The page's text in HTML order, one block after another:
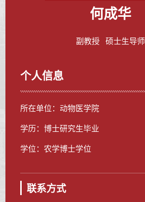
何成华
副教授 硕士生导师
个人信息
所在单位：动物医学院
学历：博士研究生毕业
学位：农学博士学位
联系方式